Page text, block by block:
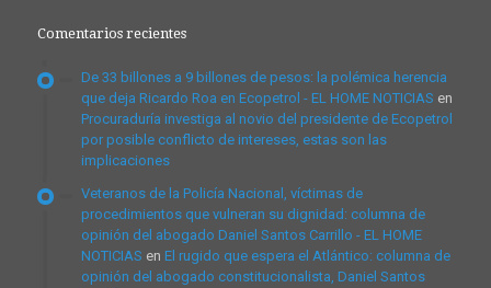
Comentarios recientes
De 33 billones a 9 billones de pesos: la polémica herencia
que deja Ricardo Roa en Ecopetrol - EL HOME NOTICIAS en
Procuraduría investiga al novio del presidente de Ecopetrol
por posible conflicto de intereses, estas son las
implicaciones
Veteranos de la Policía Nacional, víctimas de
procedimientos que vulneran su dignidad: columna de
opinión del abogado Daniel Santos Carrillo - EL HOME
NOTICIAS en El rugido que espera el Atlántico: columna de
opinión del abogado constitucionalista, Daniel Santos